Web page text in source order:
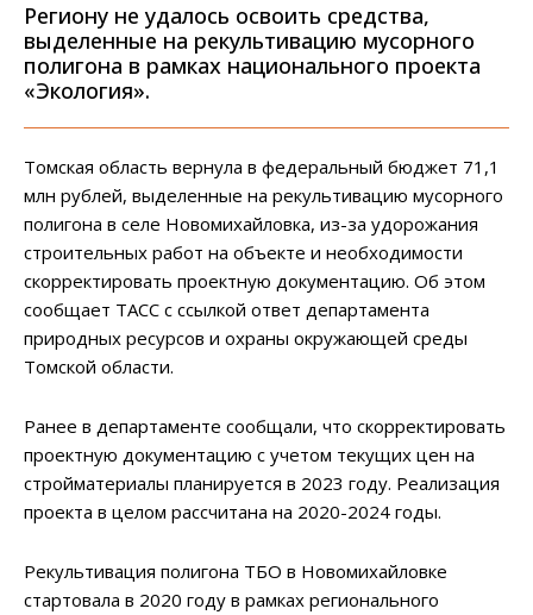
Региону не удалось освоить средства,
выделенные на рекультивацию мусорного
полигона в рамках национального проекта
«Экология».
Томская область вернула в федеральный бюджет 71,1
млн рублей, выделенные на рекультивацию мусорного
полигона в селе Новомихайловка, из-за удорожания
строительных работ на объекте и необходимости
скорректировать проектную документацию. Об этом
сообщает ТАСС с ссылкой ответ департамента
природных ресурсов и охраны окружающей среды
Томской области.
Ранее в департаменте сообщали, что скорректировать
проектную документацию с учетом текущих цен на
стройматериалы планируется в 2023 году. Реализация
проекта в целом рассчитана на 2020-2024 годы.
Рекультивация полигона ТБО в Новомихайловке
стартовала в 2020 году в рамках регионального